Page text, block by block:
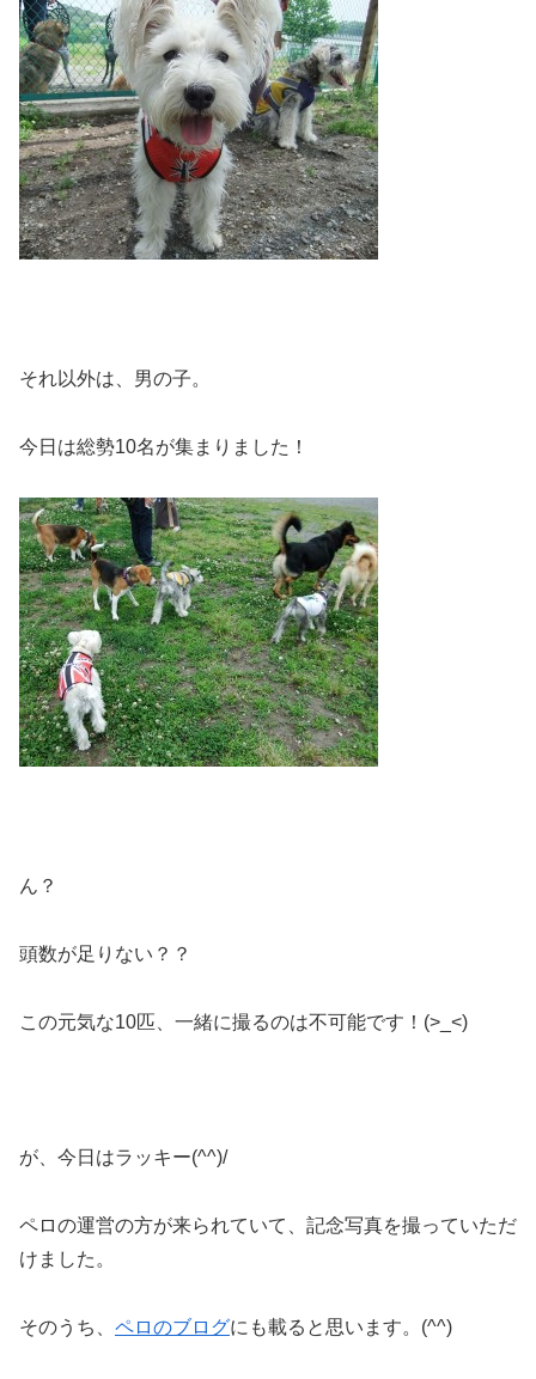
それ以外は、男の子。
今日は総勢10名が集まりました！
ん？
頭数が足りない？？
この元気な10匹、一緒に撮るのは不可能です！(>_<)
が、今日はラッキー(^^)/
ペロの運営の方が来られていて、記念写真を撮っていただ
けました。
そのうち、 ペロのブログにも載ると思います。(^^)